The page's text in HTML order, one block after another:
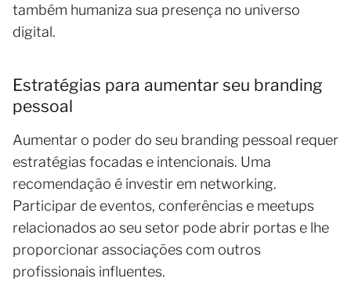
também humaniza sua presença no universo
digital.
Estratégias para aumentar seu branding
pessoal
Aumentar o poder do seu branding pessoal requer
estratégias focadas e intencionais. Uma
recomendação é investir em networking.
Participar de eventos, conferências e meetups
relacionados ao seu setor pode abrir portas e lhe
proporcionar associações com outros
profissionais influentes.